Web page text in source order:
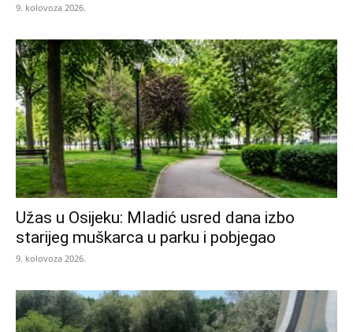
9. kolovoza 2026.
Užas u Osijeku: Mladić usred dana izbo
starijeg muškarca u parku i pobjegao
9. kolovoza 2026.